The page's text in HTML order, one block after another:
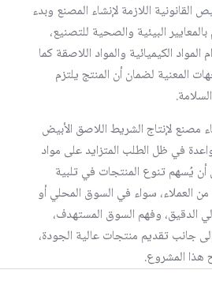
اللازمة لإنشاء المصنع وبدء
بالمعايير البيئية والصحية للتصنيع،
الكيميائية والمواد اللاصقة كما
المعنية لضمان أن المنتج يلتزم
مصنع لإنتاج الشريط اللاصق الأبيض
في ظل الطلب المتزايد على مواد
أن يُسهم تنوع المنتجات في تلبية
العملاء، سواء في السوق المحلي أو
الدقيق، وفهم السوق المستهدف،
إلى جانب تقديم منتجات عالية الجودة،
هذا المشروع.